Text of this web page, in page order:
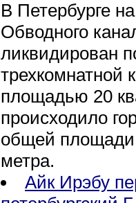
В Петербурге
Обводного
ликвидирован
трехкомнатной
площадью 20
происходило
общей площади
метра.
Айк Ирэбу